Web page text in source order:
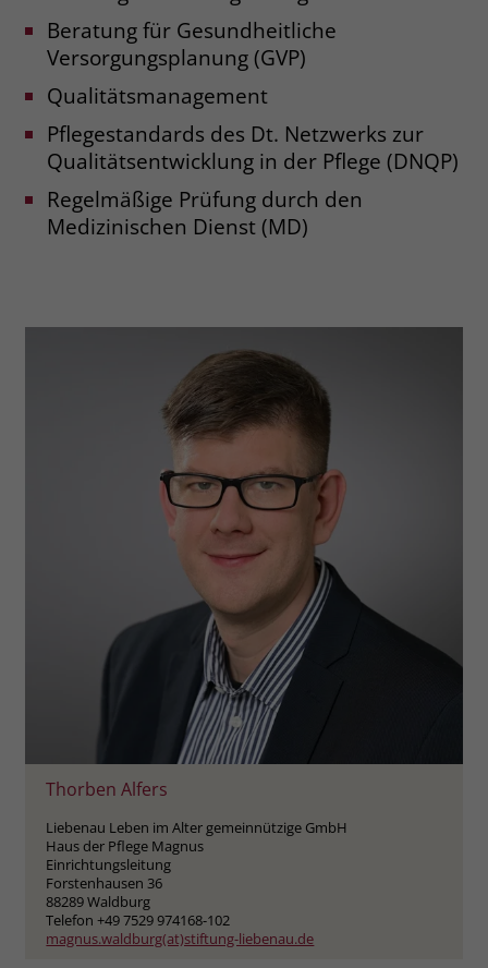
Beratung für Gesundheitliche
Versorgungsplanung (GVP)
Qualitätsmanagement
Pflegestandards des Dt. Netzwerks zur
Qualitätsentwicklung in der Pflege (DNQP)
Regelmäßige Prüfung durch den
Medizinischen Dienst (MD)
Thorben Alfers
Liebenau Leben im Alter gemeinnützige GmbH
Haus der Pflege Magnus
Einrichtungsleitung
Forstenhausen 36
88289 Waldburg
Telefon +49 7529 974168-102
magnus.waldburg(at)stiftung-liebenau.de
zeigen. Das _fbp-Cookie sammelt keine
persönlich identifizierbaren
Informationen und wird von Facebook
nur platziert, um Daten an das
Unternehmen zurückzusenden.